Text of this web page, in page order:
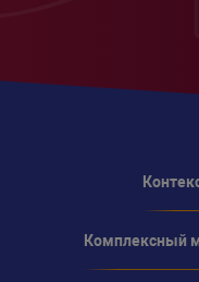
Комплексный